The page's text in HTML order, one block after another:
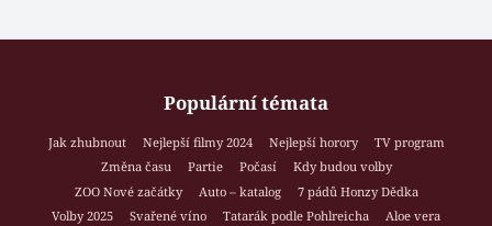
Populární témata
Jak zhubnout Nejlepší filmy 2024 Nejlepší horory
TV program
Změna času
Partie Počasí
Kdy budou volby
ZOO Nové začátky
Auto – katalog
7 pádů Honzy Dědka
Volby 2025
Svařené víno Tatarák podle Pohlreicha
Aloe vera